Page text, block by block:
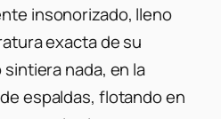
insonorizado, lleno
exacta de su
nada, en la
espaldas, flotando en